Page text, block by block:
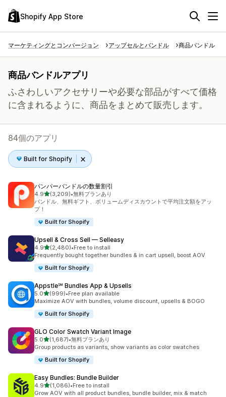
Shopify App Store
マーケティングとコンバージョン アップセルとバンドル 商品バンドル
商品バンドルアプリ
ふさわしいアクセサリーや必要な部品がすべて価格
に含まれるように、商品をまとめて販売します。
84個のアプリ
Built for Shopify
パンパーバンドルの数量割引
4.95つ星中
(3,209)
合計レビュー数：3209件
•無料プランあり
バンドル、無料ギフト、ボリュームディスカウントで平均注文額をアッ
プ！
Built for Shopify
Upsell & Cross Sell — Selleasy
4.95つ星中
(2,480)
合計レビュー数：2480件
•Free to install
Frequently bought together bundles & in cart upsell, boost AOV
Built for Shopify
Appstle℠ Bundles App & Upsells
5.05つ星中
(999)
合計レビュー数：999件
•Free plan available
Maximize AOV with bundles, volume discount, upsells & BOGO
Built for Shopify
GLO Color Swatch Variant Image
5.05つ星中
(1,687)
合計レビュー数：1687件
•無料プランあり
Group products as variants, show variants as color swatches
Built for Shopify
Easy Bundles: Bundle Builder
4.95つ星中
(1,086)
合計レビュー数：1086件
•Free to install
Grow AOV with all product bundles, bundle builder, mix & match